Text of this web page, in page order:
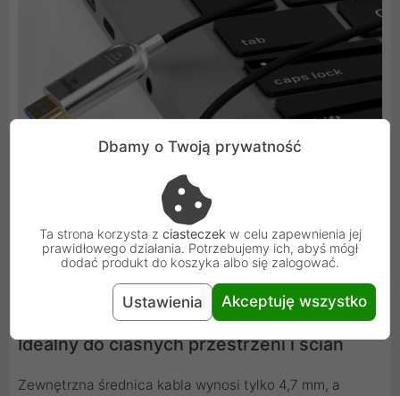
Idealny do ciasnych przestrzeni i ścian
Zewnętrzna średnica kabla wynosi tylko 4,7 mm, a
Dbamy o Twoją prywatność
Ta strona korzysta z ciasteczek w celu zapewnienia jej
prawidłowego działania. Potrzebujemy ich, abyś mógł
dodać produkt do koszyka albo się zalogować.
Ustawienia Akceptuję wszystko